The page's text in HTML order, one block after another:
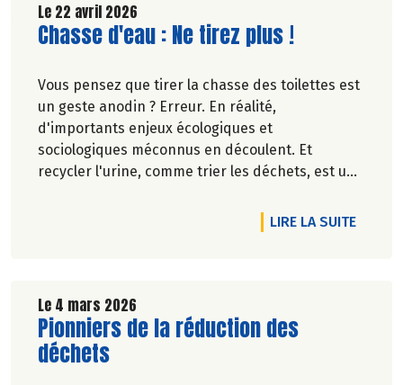
Le 22 avril 2026
Lire la suite de l'article
Chasse d'eau : Ne tirez plus !
Vous pensez que tirer la chasse des toilettes est
un geste anodin ? Erreur. En réalité,
d'importants enjeux écologiques et
sociologiques méconnus en découlent. Et
recycler l'urine, comme trier les déchets, est une
LIRE LA SUITEDE
Le 4 mars 2026
Lire la suite de l'article
Pionniers de la réduction des
déchets